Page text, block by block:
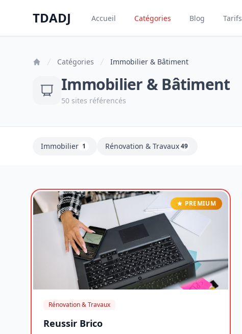
TDADJ
TDADJ Accueil Catégories Blog Tarifs
Catégories Immobilier & Bâtiment
Immobilier & Bâtiment
50 sites référencés
Immobilier 1 Rénovation & Travaux49
PREMIUM
Rénovation & Travaux
Reussir Brico